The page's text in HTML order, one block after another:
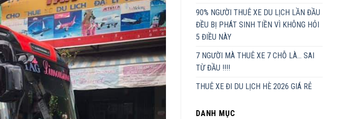
90% NGƯỜI THUÊ XE DU LỊCH LẦN ĐẦU
ĐỀU BỊ PHÁT SINH TIỀN VÌ KHÔNG HỎI
5 ĐIỀU NÀY
7 NGƯỜI MÀ THUÊ XE 7 CHỖ LÀ… SAI
TỪ ĐẦU !!!!
THUÊ XE ĐI DU LỊCH HÈ 2026 GIÁ RẺ
DANH MỤC